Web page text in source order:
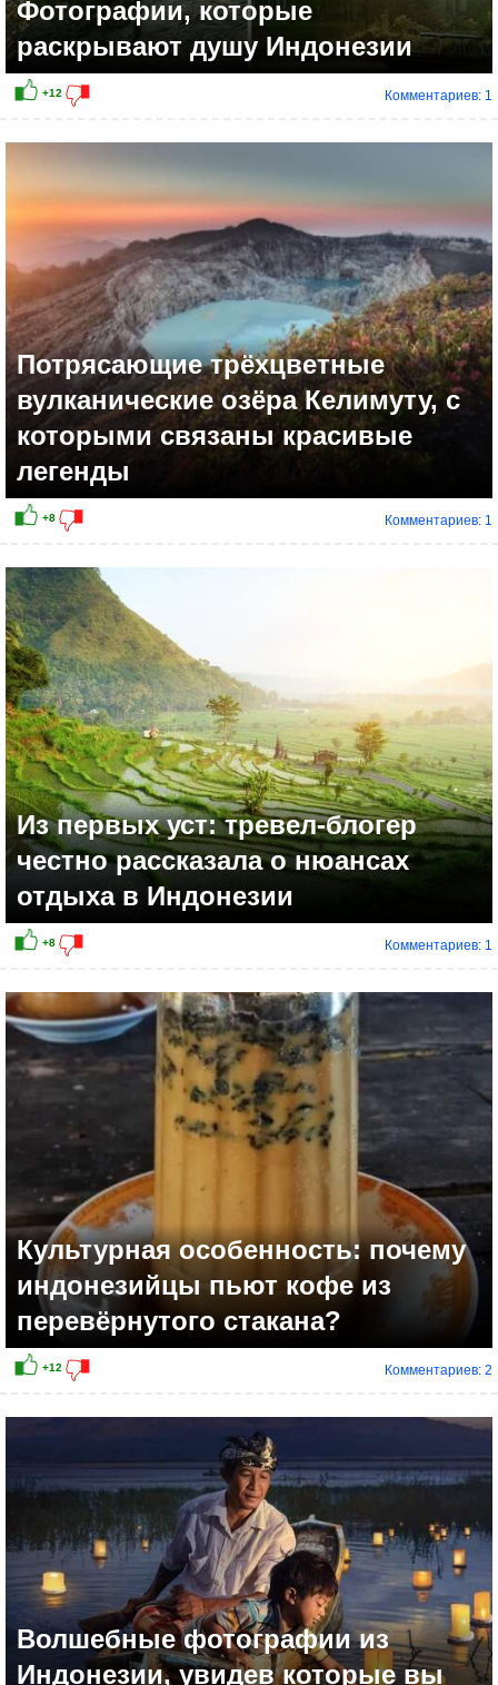
+9
Фотографии, которые
раскрывают душу Индонезии
+12
Комментариев: 1
Потрясающие трёхцветные
вулканические озёра Келимуту, с
которыми связаны красивые
легенды
Комментариев: 1
Из первых уст: тревел-блогер
честно рассказала о нюансах
отдыха в Индонезии
Комментариев: 1
Культурная особенность: почему
индонезийцы пьют кофе из
перевёрнутого стакана?
Комментариев: 2
Волшебные фотографии из
Индонезии, увидев которые вы